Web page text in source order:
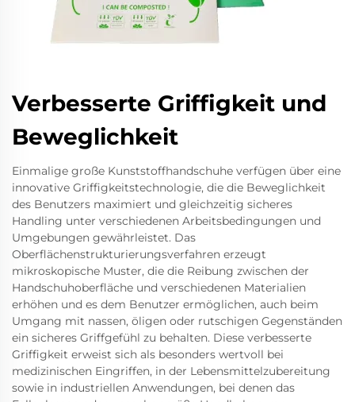
Verbesserte Griffigkeit und
Beweglichkeit
Einmalige große Kunststoffhandschuhe verfügen über eine
innovative Griffigkeitstechnologie, die die Beweglichkeit
des Benutzers maximiert und gleichzeitig sicheres
Handling unter verschiedenen Arbeitsbedingungen und
Umgebungen gewährleistet. Das
Oberflächenstrukturierungsverfahren erzeugt
mikroskopische Muster, die die Reibung zwischen der
Handschuhoberfläche und verschiedenen Materialien
erhöhen und es dem Benutzer ermöglichen, auch beim
Umgang mit nassen, öligen oder rutschigen Gegenständen
ein sicheres Griffgefühl zu behalten. Diese verbesserte
Griffigkeit erweist sich als besonders wertvoll bei
medizinischen Eingriffen, in der Lebensmittelzubereitung
sowie in industriellen Anwendungen, bei denen das